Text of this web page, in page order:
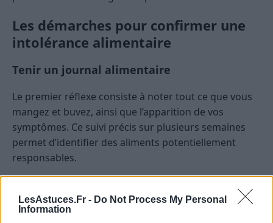
LesAstuces.Fr - Do Not Process My Personal
Information
Les démarches pour confirmer une
intolérance alimentaire
Tenir un journal alimentaire
Le premier réflexe consiste à noter tout ce que vous
mangez et buvez, ainsi que l’apparition de vos
symptômes. Ce suivi précis sur plusieurs semaines
permet d’identifier des aliments potentiellement
responsables.
Il est recommandé de consulter un médecin ou un